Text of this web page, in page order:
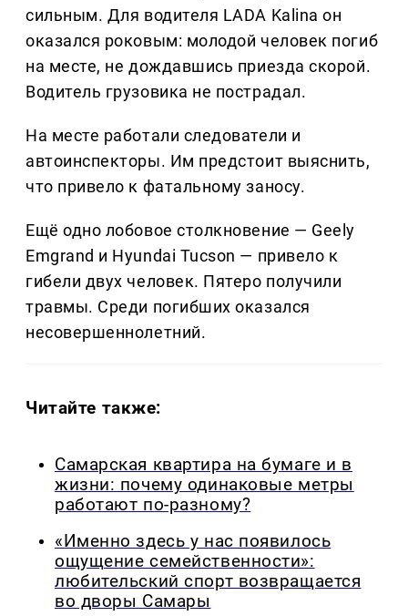
сильным. Для водителя LADA Kalina он
оказался роковым: молодой человек погиб
на месте, не дождавшись приезда скорой.
Водитель грузовика не пострадал.
На месте работали следователи и
автоинспекторы. Им предстоит выяснить,
что привело к фатальному заносу.
Ещё одно лобовое столкновение — Geely
Emgrand и Hyundai Tucson — привело к
гибели двух человек. Пятеро получили
травмы. Среди погибших оказался
несовершеннолетний.
Читайте также:
Самарская квартира на бумаге и в
жизни: почему одинаковые метры
работают по-разному?
«Именно здесь у нас появилось
ощущение семейственности»:
любительский спорт возвращается
во дворы Самары